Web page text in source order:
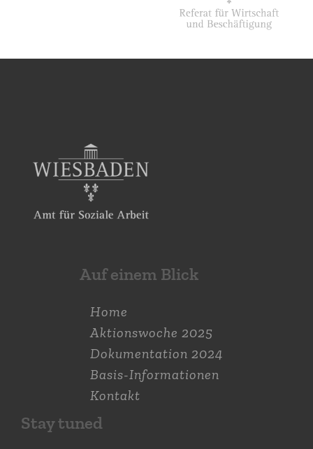
Auf einem Blick
Home
Aktions­woche 2025
Dokumen­tation 2024
Basis-Informationen
Kontakt
Stay tuned